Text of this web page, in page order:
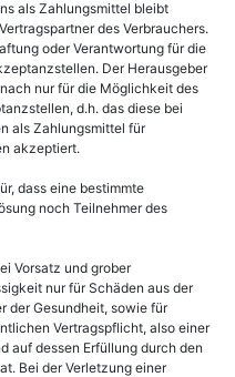
als Zahlungsmittel bleibt
des Verbrauchers.
oder Verantwortung für die
Der Herausgeber
nur für die Möglichkeit des
d.h. das diese bei
als Zahlungsmittel für
akzeptiert.
dass eine bestimmte
noch Teilnehmer des
Vorsatz und grober
nur für Schäden aus der
der Gesundheit, sowie für
Vertragspflicht, also einer
auf dessen Erfüllung durch den
Bei der Verletzung einer